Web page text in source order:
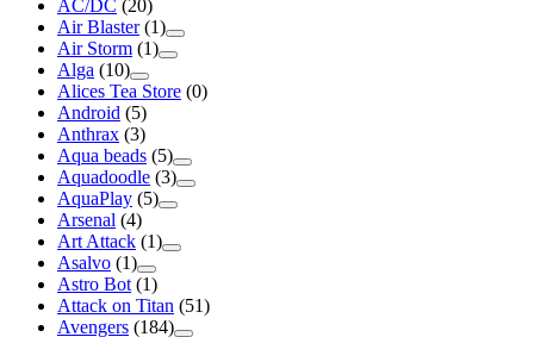
AC/DC (20)
Air Blaster (1)
Air Storm (1)
Alga (10)
Alices Tea Store (0)
Android (5)
Anthrax (3)
Aqua beads (5)
Aquadoodle (3)
AquaPlay (5)
Arsenal (4)
Art Attack (1)
Asalvo (1)
Astro Bot (1)
Attack on Titan (51)
Avengers (184)